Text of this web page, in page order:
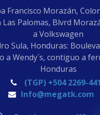
Francisco Morazán,
Las Palomas, Blvrd
a Volkswagen
Sula, Honduras:
a Wendy´s, contiguo a
Honduras
(TGP) +504 2269-
Info@megatk.com